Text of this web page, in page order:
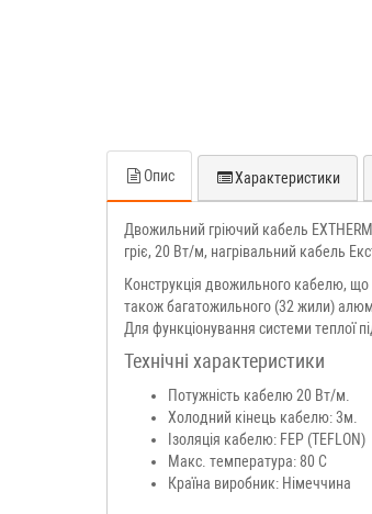
Опис Характеристики
Двожильний гріючий кабель
гріє, 20 Вт/м, нагрівальний кабель
Конструкція двожильного кабелю, що
також багатожильного (32 жили)
Для функціонування системи теплої
Технічні характеристики
Потужність кабелю 20 Вт/м.
Холодний кінець кабелю: 3м.
Ізоляція кабелю: FEP (TEFLON)
Макс. температура: 80 С
Країна виробник: Німеччина